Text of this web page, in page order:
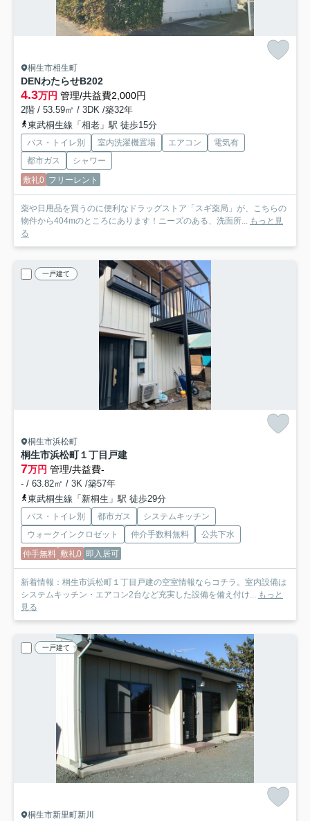
桐生市相生町
DENわたらせB202
4.3万円 管理/共益費2,000円
2階 / 53.59㎡ / 3DK /築32年
東武桐生線「相老」駅 徒歩15分
バス・トイレ別 室内洗濯機置場 エアコン
電気有
都市ガス
シャワー
敷礼0 フリーレント
薬や日用品を買うのに便利なドラッグストア「スギ薬局」が、こちらの
物件から404mのところにあります！ニーズのある、洗面所... もっと見
る
一戸建て
桐生市浜松町
桐生市浜松町１丁目戸建
7万円 管理/共益費-
- / 63.82㎡ / 3K /築57年
東武桐生線「新桐生」駅 徒歩29分
バス・トイレ別 都市ガス
システムキッチン
ウォークインクロゼット
仲介手数料無料
公共下水
仲手無料 敷礼0 即入居可
新着情報：桐生市浜松町１丁目戸建の空室情報ならコチラ。室内設備は
システムキッチン・エアコン2台など充実した設備を備え付け...
もっと
見る
一戸建て
桐生市新里町新川